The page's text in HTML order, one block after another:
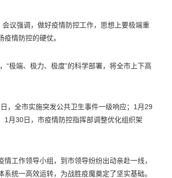
议强调，做好疫情防控工作，思想上要极端重
情防控的硬仗。
“极端、极力、极度”的科学部署，将全市上下高
，全市实施突发公共卫生事件一级响应；1月29
1月30日，市疫情防控指挥部调整优化组织架
工作领导小组，到市领导纷纷出动亲赴一线，
统一高效运转，为战胜疫魔奠定了坚实基础。